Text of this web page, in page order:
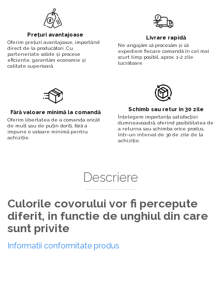
Prețuri avantajoase
Oferim prețuri avantajoase, importând
direct de la producători. Cu
parteneriate solide și procese
eficiente, garantăm economie și
calitate superioară.
Livrare rapidă
Ne angajăm să procesăm și să
expediem fiecare comandă în cel mai
scurt timp posibil, aprox. 1-2 zile
lucrătoare
Fără valoare minimă la comandă
Oferim libertatea de a comanda oricât
de mult sau de puțin doriți, fără a
impune o valoare minimă pentru
achiziție.
Schimb sau retur în 30 zile
Înțelegem importanța satisfacției
dumneavoastră, oferind posibilitatea de
a returna sau schimba orice produs,
într-un interval de 30 de zile de la
achiziție.
Descriere
Culorile covorului vor fi percepute
diferit, in functie de unghiul din care
sunt privite
Informatii conformitate produs